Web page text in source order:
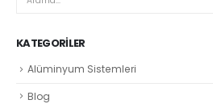
KATEGORILER
Alüminyum Sistemleri
Blog